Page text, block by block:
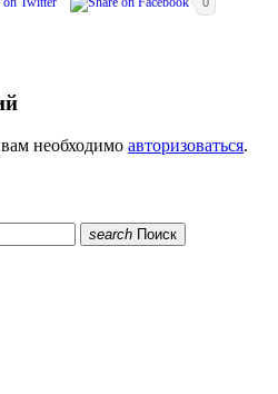
необходимо авторизоваться.
search Поиск